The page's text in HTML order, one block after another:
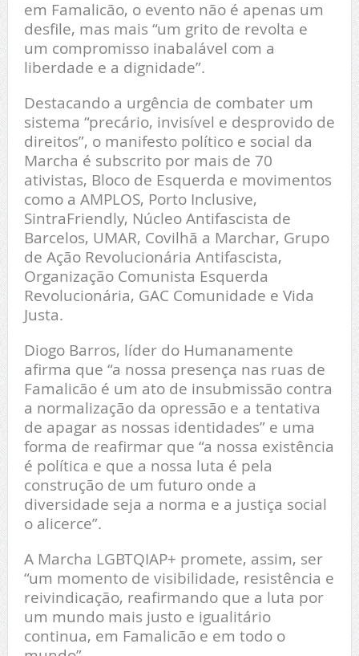
em Famalicão, o evento não é apenas um
desfile, mas mais “um grito de revolta e
um compromisso inabalável com a
liberdade e a dignidade”.
Destacando a urgência de combater um
sistema “precário, invisível e desprovido de
direitos”, o manifesto político e social da
Marcha é subscrito por mais de 70
ativistas, Bloco de Esquerda e movimentos
como a AMPLOS, Porto Inclusive,
SintraFriendly, Núcleo Antifascista de
Barcelos, UMAR, Covilhã a Marchar, Grupo
de Ação Revolucionária Antifascista,
Organização Comunista Esquerda
Revolucionária, GAC Comunidade e Vida
Justa.
Diogo Barros, líder do Humanamente
afirma que “a nossa presença nas ruas de
Famalicão é um ato de insubmissão contra
a normalização da opressão e a tentativa
de apagar as nossas identidades” e uma
forma de reafirmar que “a nossa existência
é política e que a nossa luta é pela
construção de um futuro onde a
diversidade seja a norma e a justiça social
o alicerce”.
A Marcha LGBTQIAP+ promete, assim, ser
“um momento de visibilidade, resistência e
reivindicação, reafirmando que a luta por
um mundo mais justo e igualitário
continua, em Famalicão e em todo o